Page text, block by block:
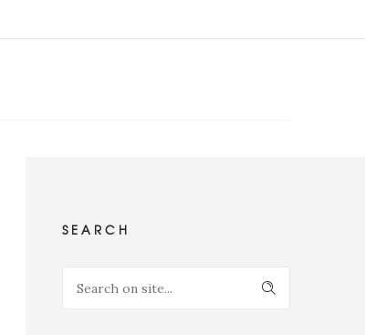
SEARCH